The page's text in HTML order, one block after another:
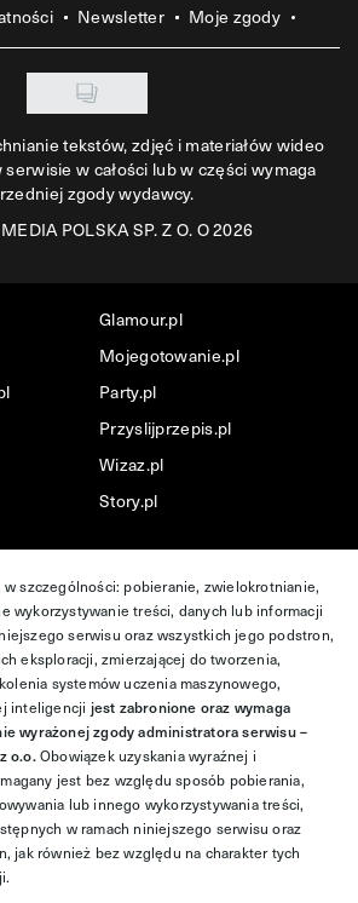
Newsletter Moje zgody
tekstów, zdjęć i materiałów wideo
w całości lub w części wymaga
zgody wydawcy.
POLSKA SP. Z O. O 2026
Glamour.pl
Mojegotowanie.pl
Party.pl
Przyslijprzepis.pl
Wizaz.pl
Story.pl
w szczególności: pobieranie, zwielokrotnianie,
wykorzystywanie treści, danych lub informacji
serwisu oraz wszystkich jego podstron,
eksploracji, zmierzającej do tworzenia,
systemów uczenia maszynowego,
inteligencji jest zabronione oraz wymaga
wyrażonej zgody administratora serwisu –
o.o.Obowiązek uzyskania wyraźnej i
jest bez względu sposób pobierania,
lub innego wykorzystywania treści,
w ramach niniejszego serwisu oraz
jak również bez względu na charakter tych